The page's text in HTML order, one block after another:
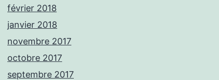
février 2018
janvier 2018
novembre 2017
octobre 2017
septembre 2017